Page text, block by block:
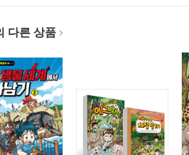
다른 상품